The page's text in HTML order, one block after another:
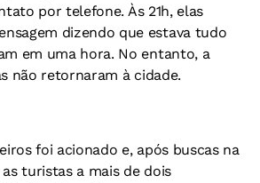
por telefone. Às 21h, elas
dizendo que estava tudo
em uma hora. No entanto, a
não retornaram à cidade.
foi acionado e, após buscas na
turistas a mais de dois